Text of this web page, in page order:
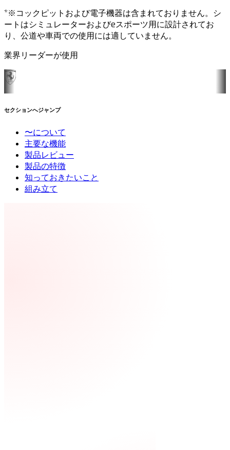
*※コックピットおよび電子機器は含まれておりません。シ
ートはシミュレーターおよびeスポーツ用に設計されてお
り、公道や車両での使用には適していません。
業界リーダーが使用
セクションへジャンプ
〜について
主要な機能
製品レビュー
製品の特徴
知っておきたいこと
組み立て